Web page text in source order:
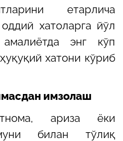
етарлича
хатоларга йўл
энг кўп
хатони кўриб
имзолаш
ариза ёки
билан тўлиқ